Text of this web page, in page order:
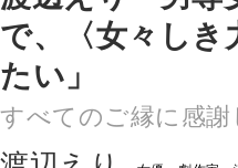
すべてのご縁に感謝
渡辺えり
フェミニズム